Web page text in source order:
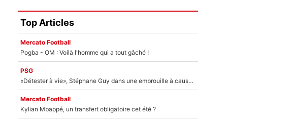
Top Articles
Mercato Football
Pogba - OM : Voilà l'homme qui a tout gâché !
PSG
«Détester à vie», Stéphane Guy dans une embrouille à cause du PSG !
Mercato Football
Kylian Mbappé, un transfert obligatoire cet été ?